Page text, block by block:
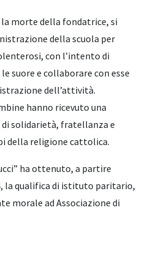
la morte della fondatrice, si
della scuola per
con l’intento di
suore e collaborare con esse
dell’attività.
hanno ricevuto una
solidarietà, fratellanza e
della religione cattolica.
ha ottenuto, a partire
la qualifica di istituto paritario,
morale ad Associazione di